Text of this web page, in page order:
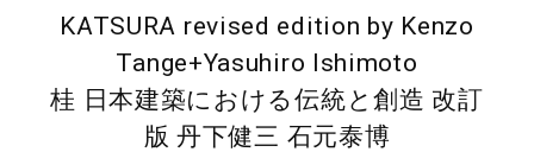
KATSURA revised edition by Kenzo
Tange+Yasuhiro Ishimoto
桂 日本建築における伝統と創造 改訂
版 丹下健三 石元泰博